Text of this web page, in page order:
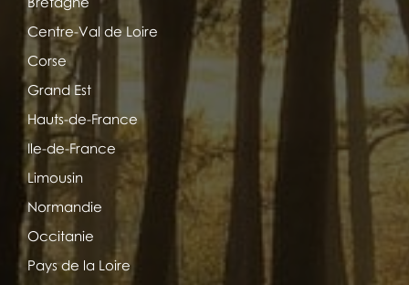
Centre-Val de Loire
Corse
Grand Est
Hauts-de-France
Ile-de-France
Limousin
Normandie
Occitanie
Pays de la Loire